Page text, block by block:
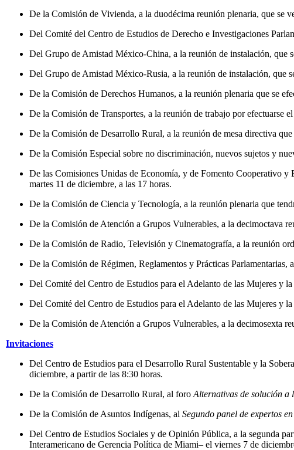
De la Comisión de Vivienda, a la duodécima reunión plenaria, que se
Del Comité del Centro de Estudios de Derecho e Investigaciones
Del Grupo de Amistad México-China, a la reunión de instalación, que
Del Grupo de Amistad México-Rusia, a la reunión de instalación, que
De la Comisión de Derechos Humanos, a la reunión plenaria que se
De la Comisión de Transportes, a la reunión de trabajo por efectuarse
De la Comisión de Desarrollo Rural, a la reunión de mesa directiva
De la Comisión Especial sobre no discriminación, nuevos sujetos y
De las Comisiones Unidas de Economía, y de Fomento Cooperativo
martes 11 de diciembre, a las 17 horas.
De la Comisión de Ciencia y Tecnología, a la reunión plenaria que
De la Comisión de Atención a Grupos Vulnerables, a la decimoctava
De la Comisión de Radio, Televisión y Cinematografía, a la reunión
De la Comisión de Régimen, Reglamentos y Prácticas
Del Comité del Centro de Estudios para el Adelanto de las Mujeres y
Del Comité del Centro de Estudios para el Adelanto de las Mujeres y
De la Comisión de Atención a Grupos Vulnerables, a la decimosexta
Invitaciones
Del Centro de Estudios para el Desarrollo Rural Sustentable y la
diciembre, a partir de las 8:30 horas.
De la Comisión de Desarrollo Rural, al foro Alternativas de solución a
De la Comisión de Asuntos Indígenas, al Segundo panel de expertos
Del Centro de Estudios Sociales y de Opinión Pública, a la segunda
Interamericano de Gerencia Política de Miami– el viernes 7 de